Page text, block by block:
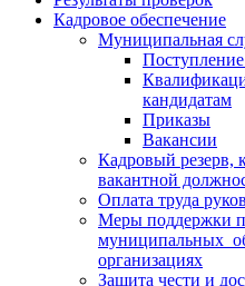
Кадровое обеспечение
Муниципальная
кандидатам
Приказы
Вакансии
Кадровый резерв,
вакантной
Оплата труда
Меры поддержки
муниципальных
организациях
Защита чести и